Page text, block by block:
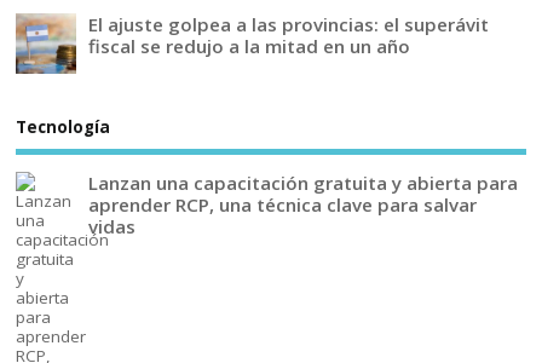
El ajuste golpea a las provincias: el superávit
fiscal se redujo a la mitad en un año
Tecnología
Lanzan una capacitación gratuita y abierta para
aprender RCP, una técnica clave para salvar
vidas